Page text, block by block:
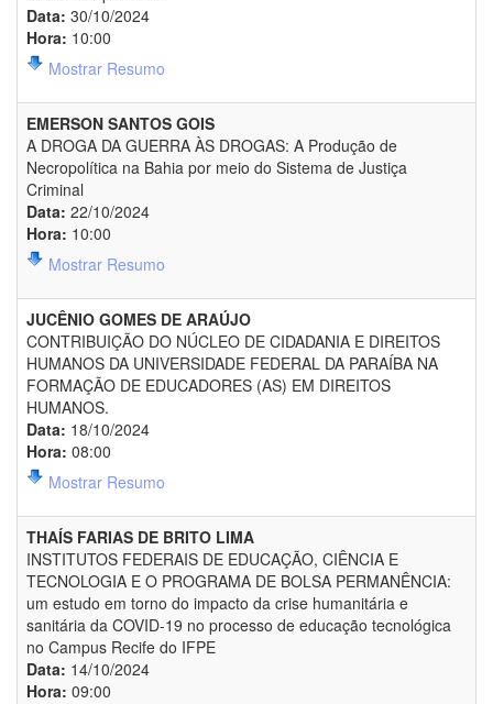
Data: 30/10/2024
Hora: 10:00
Mostrar Resumo
EMERSON SANTOS GOIS
A DROGA DA GUERRA ÀS DROGAS: A Produção de
Necropolítica na Bahia por meio do Sistema de Justiça
Criminal
Data: 22/10/2024
Hora: 10:00
Mostrar Resumo
JUCÊNIO GOMES DE ARAÚJO
CONTRIBUIÇÃO DO NÚCLEO DE CIDADANIA E DIREITOS
HUMANOS DA UNIVERSIDADE FEDERAL DA PARAÍBA NA
FORMAÇÃO DE EDUCADORES (AS) EM DIREITOS
HUMANOS.
Data: 18/10/2024
Hora: 08:00
Mostrar Resumo
THAÍS FARIAS DE BRITO LIMA
INSTITUTOS FEDERAIS DE EDUCAÇÃO, CIÊNCIA E
TECNOLOGIA E O PROGRAMA DE BOLSA PERMANÊNCIA:
um estudo em torno do impacto da crise humanitária e
sanitária da COVID-19 no processo de educação tecnológica
no Campus Recife do IFPE
Data: 14/10/2024
Hora: 09:00